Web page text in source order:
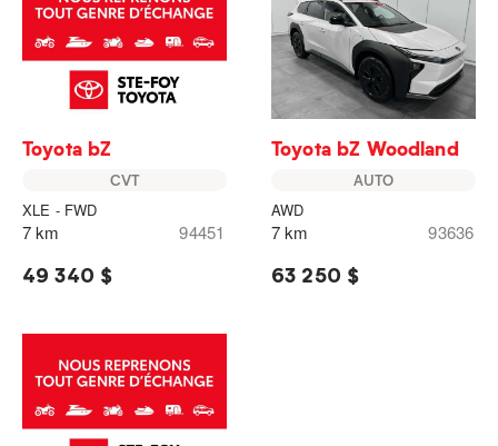
Toyota bZ
CVT
XLE - FWD
7 km 94451
49 340 $
Toyota bZ Woodland
AUTO
AWD
7 km 93636
63 250 $